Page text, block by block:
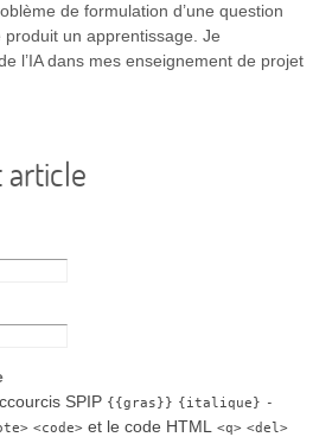
de formulation d’une question
un apprentissage. Je
l’IA dans mes enseignement de projet
article
SPIP {{gras}} {italique} -
<code>et le code HTML <q> <del>